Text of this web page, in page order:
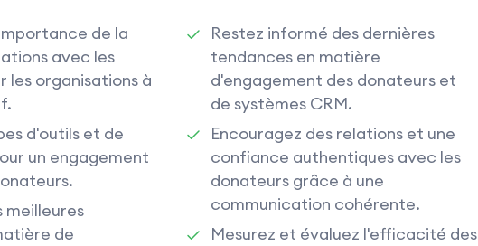
de la
avec les
les organisations à
d'outils et de
un engagement
meilleures
de
Restez informé des dernières
tendances en matière
d'engagement des donateurs et
de systèmes CRM.
Encouragez des relations et une
confiance authentiques avec les
donateurs grâce à une
communication cohérente.
Mesurez et évaluez l'efficacité des